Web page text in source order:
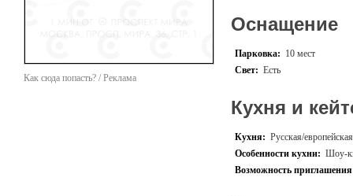
Как сюда попасть? / Реклама
- Спартакиады, забеги и
- Праздники на катке и
- Лыжные праздники
- Квесты для всей семьи и
Оснащение
Парковка: 10 мест
Свет: Есть
Кухня и
Кухня: Русская/европейская
Особенности кухни: Шоу-
Возможность приглашения